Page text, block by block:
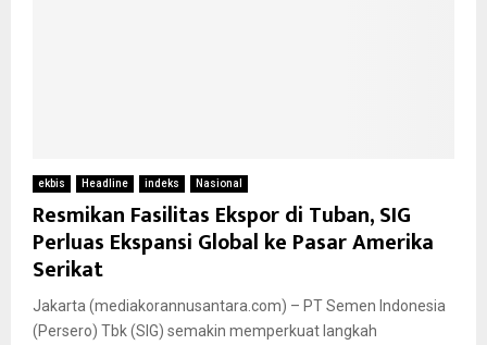
ekbis Headline indeks Nasional
Resmikan Fasilitas Ekspor di Tuban, SIG
Perluas Ekspansi Global ke Pasar Amerika
Serikat
Jakarta (mediakorannusantara.com) – PT Semen Indonesia
(Persero) Tbk (SIG) semakin memperkuat langkah